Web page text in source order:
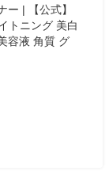
ー | 【公式】
トニング 美白
容液 角質 グ